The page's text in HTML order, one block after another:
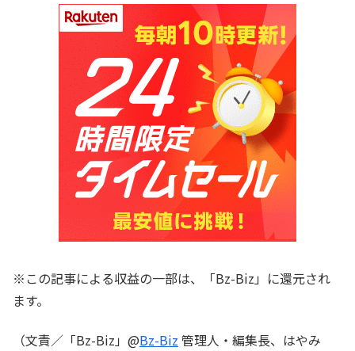
※この記事による収益の一部は、「Bz-Biz」に還元され
ます。
（文責／「Bz-Biz」@Bz-Biz 管理人・編集長、はやみ